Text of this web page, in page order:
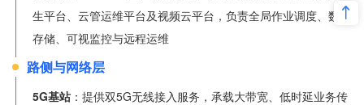
生平台、云管运维平台及视频云平台，负责全局作业调度、数据
存储、可视监控与远程运维
路侧与网络层
5G基站 ：提供双5G无线接入服务，承载大带宽、低时延业务传